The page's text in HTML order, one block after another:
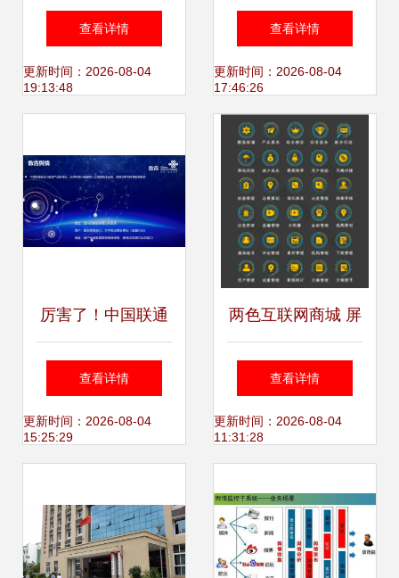
联网婚恋市场 规模
逼近十亿，双重挑
查看详情
更新时间：2026-08-04
19:13:48
工业互联网实践与
数据服务应用
查看详情
更新时间：2026-08-04
17:46:26
厉害了！中国联通
金融大数据产品竟
然这么强！
查看详情
更新时间：2026-08-04
15:25:29
两色互联网商城 屏
幕数据图标的创新
设计与数据服务赋
查看详情
更新时间：2026-08-04
11:31:28